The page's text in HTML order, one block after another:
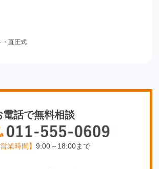
・直圧式
電話で無料相談
営業時間】 9:00～18:00まで